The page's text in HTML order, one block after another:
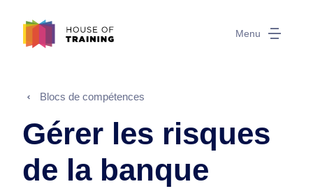
Menu
Blocs de compétences
Gérer les risques
de la banque